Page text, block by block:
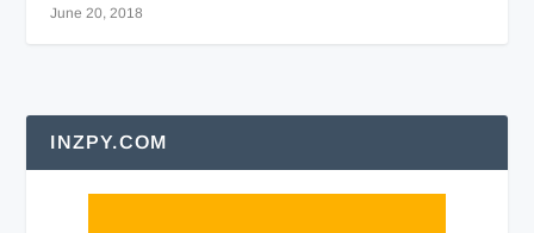
June 20, 2018
INZPY.COM